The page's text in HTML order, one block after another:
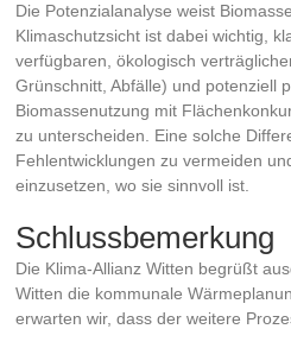
Die Potenzialanalyse weist
Klimaschutzsicht ist dabei wichtig,
verfügbaren, ökologisch
Grünschnitt, Abfälle) und potenziell
Biomassenutzung mit
zu unterscheiden. Eine solche
Fehlentwicklungen zu vermeiden
einzusetzen, wo sie sinnvoll ist.
Schlussbemerkung
Die Klima-Allianz Witten begrüßt
Witten die kommunale
erwarten wir, dass der weitere